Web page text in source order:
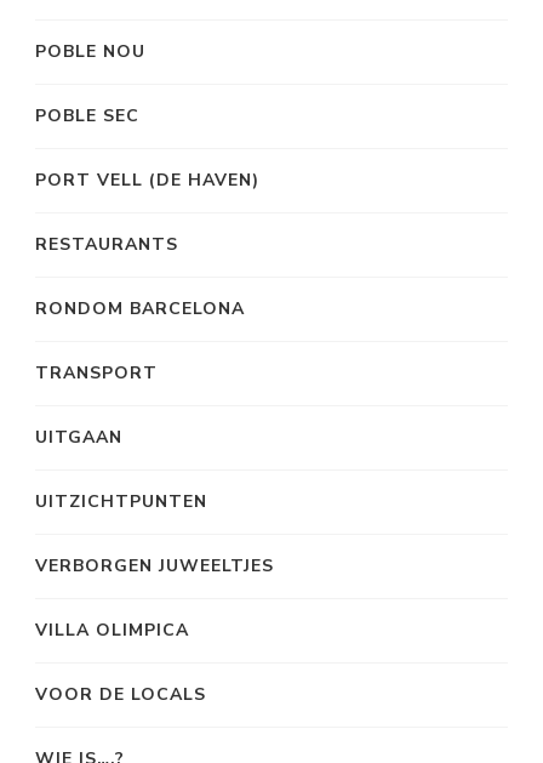
POBLE NOU
POBLE SEC
PORT VELL (DE HAVEN)
RESTAURANTS
RONDOM BARCELONA
TRANSPORT
UITGAAN
UITZICHTPUNTEN
VERBORGEN JUWEELTJES
VILLA OLIMPICA
VOOR DE LOCALS
WIE IS….?